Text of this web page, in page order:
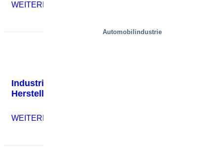
Automobilindustrie
WEITERLESEN
Industrie 4.0 – FTFs und die Zukunft der
Herstellung
WEITERLESEN